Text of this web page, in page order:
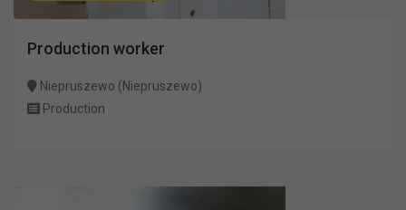
Production worker
Niepruszewo (Niepruszewo)
Production